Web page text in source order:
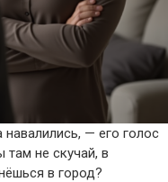
— его голос
там не скучай, в
в город?